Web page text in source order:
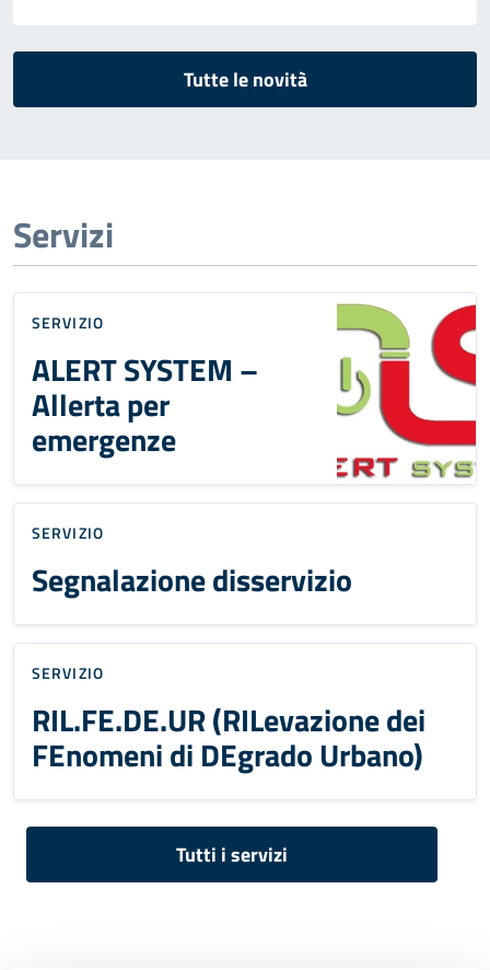
Tutte le novità
Servizi
SERVIZIO
ALERT SYSTEM –
Allerta per
emergenze
SERVIZIO
Segnalazione disservizio
SERVIZIO
RIL.FE.DE.UR (RILevazione dei
FEnomeni di DEgrado Urbano)
Tutti i servizi